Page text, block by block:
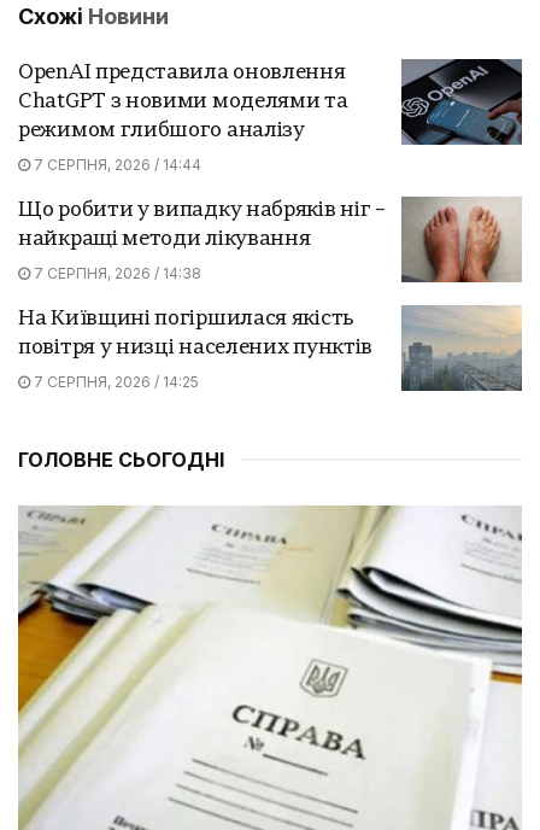
Схожі Новини
OpenAI представила оновлення
ChatGPT з новими моделями та
режимом глибшого аналізу
7 СЕРПНЯ, 2026 / 14:44
Що робити у випадку набряків ніг –
найкращі методи лікування
7 СЕРПНЯ, 2026 / 14:38
На Київщині погіршилася якість
повітря у низці населених пунктів
7 СЕРПНЯ, 2026 / 14:25
ГОЛОВНЕ СЬОГОДНІ